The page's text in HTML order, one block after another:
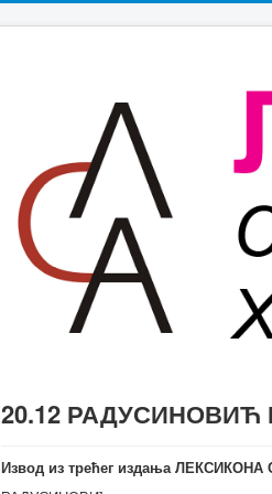
20.12 РАДУСИНОВИЋ
Извод из трећег издања